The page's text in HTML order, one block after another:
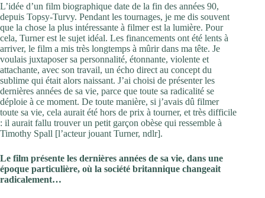
L’idée d’un film biographique date de la fin des années 90,
depuis Topsy-Turvy. Pendant les tournages, je me dis souvent
que la chose la plus intéressante à filmer est la lumière. Pour
cela, Turner est le sujet idéal. Les financements ont été lents à
arriver, le film a mis très longtemps à mûrir dans ma tête. Je
voulais juxtaposer sa personnalité, étonnante, violente et
attachante, avec son travail, un écho direct au concept du
sublime qui était alors naissant. J’ai choisi de présenter les
dernières années de sa vie, parce que toute sa radicalité se
déploie à ce moment. De toute manière, si j’avais dû filmer
toute sa vie, cela aurait été hors de prix à tourner, et très difficile
: il aurait fallu trouver un petit garçon obèse qui ressemble à
Timothy Spall [l’acteur jouant Turner, ndlr].
Le film présente les dernières années de sa vie, dans une
époque particulière, où la société britannique changeait
radicalement…